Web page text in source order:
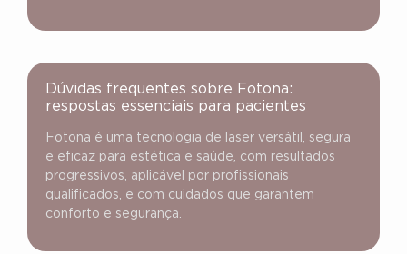
Dúvidas frequentes sobre Fotona:
respostas essenciais para pacientes
Fotona é uma tecnologia de laser versátil, segura
e eficaz para estética e saúde, com resultados
progressivos, aplicável por profissionais
qualificados, e com cuidados que garantem
conforto e segurança.